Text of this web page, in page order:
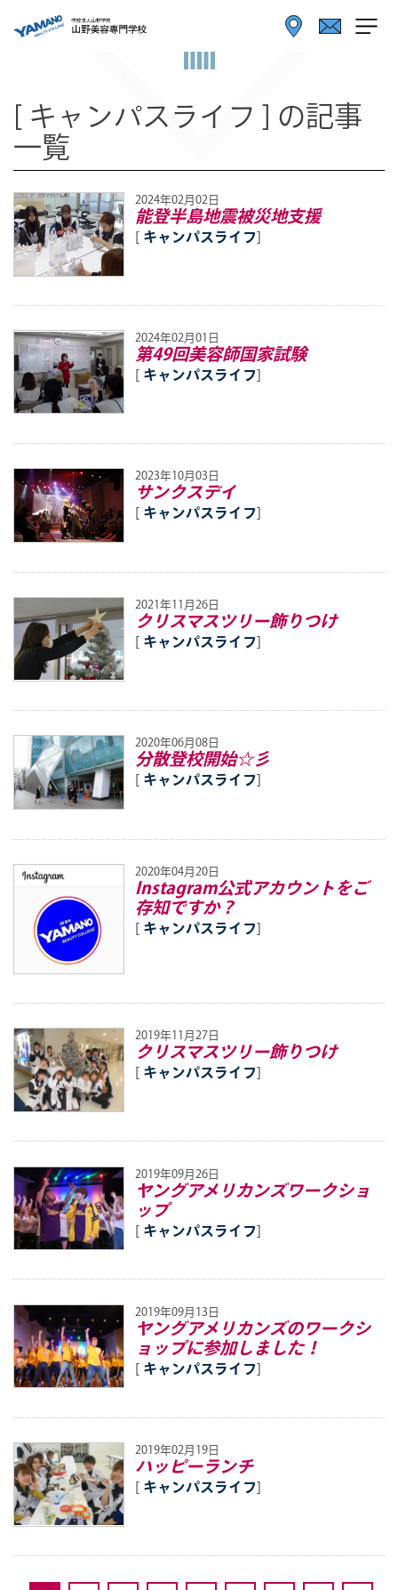
[ キャンパスライフ ] の記事
一覧
2024年02月02日
能登半島地震被災地支援
[ キャンパスライフ]
2024年02月01日
第49回美容師国家試験
[ キャンパスライフ]
2023年10月03日
サンクスデイ
[ キャンパスライフ]
2021年11月26日
クリスマスツリー飾りつけ
[ キャンパスライフ]
2020年06月08日
分散登校開始☆彡
[ キャンパスライフ]
2020年04月20日
Instagram公式アカウントをご
存知ですか？
[ キャンパスライフ]
2019年11月27日
クリスマスツリー飾りつけ
[ キャンパスライフ]
2019年09月26日
ヤングアメリカンズワークショ
ップ
[ キャンパスライフ]
2019年09月13日
ヤングアメリカンズのワークシ
ョップに参加しました！
[ キャンパスライフ]
2019年02月19日
ハッピーランチ
[ キャンパスライフ]